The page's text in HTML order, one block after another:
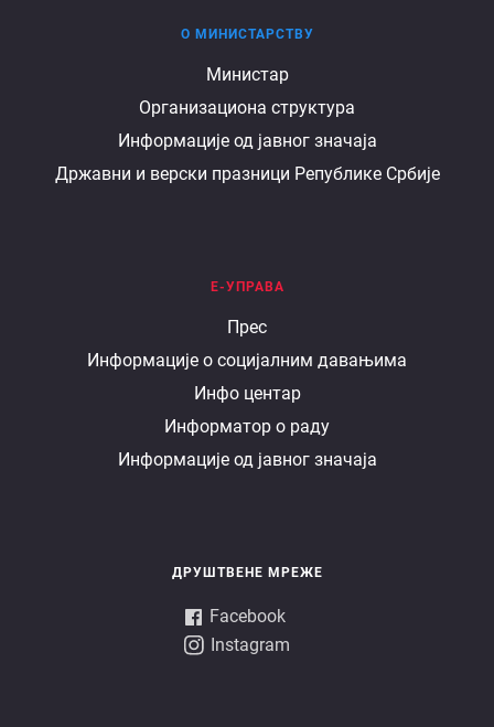
министарству
О МИНИСТАРСТВУ
Министар
Организациона структура
Информације од јавног значаја
Државни и верски празници Републике Србије
Е-УПРАВА
Прес
Информације о социјалним давањима
Инфо центар
Информатор о раду
Информације од јавног значаја
ДРУШТВЕНЕ МРЕЖЕ
Facebook
Instagram